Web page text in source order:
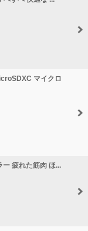
マイクロ
ー 疲れた筋肉 ほ...